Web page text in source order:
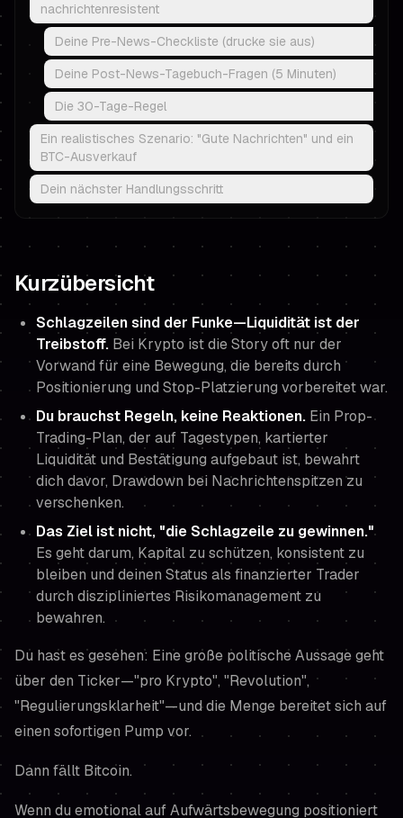
nachrichtenresistent
Deine Pre-News-Checkliste (drucke sie aus)
Deine Post-News-Tagebuch-Fragen (5 Minuten)
Die 30-Tage-Regel
Ein realistisches Szenario: "Gute Nachrichten" und ein
BTC-Ausverkauf
Dein nächster Handlungsschritt
Kurzübersicht
Schlagzeilen sind der Funke—Liquidität ist der
Treibstoff. Bei Krypto ist die Story oft nur der
Vorwand für eine Bewegung, die bereits durch
Positionierung und Stop-Platzierung vorbereitet war.
Du brauchst Regeln, keine Reaktionen. Ein Prop-
Trading-Plan, der auf Tagestypen, kartierter
Liquidität und Bestätigung aufgebaut ist, bewahrt
dich davor, Drawdown bei Nachrichtenspitzen zu
verschenken.
Das Ziel ist nicht, "die Schlagzeile zu gewinnen."
Es geht darum, Kapital zu schützen, konsistent zu
bleiben und deinen Status als finanzierter Trader
durch diszipliniertes Risikomanagement zu
bewahren.
Du hast es gesehen: Eine große politische Aussage geht
über den Ticker—"pro Krypto", "Revolution",
"Regulierungsklarheit"—und die Menge bereitet sich auf
einen sofortigen Pump vor.
Dann fällt Bitcoin.
Wenn du emotional auf Aufwärtsbewegung positioniert